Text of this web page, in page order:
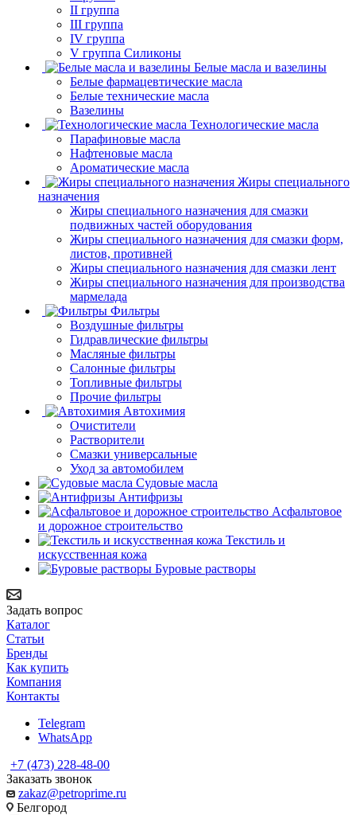
II группа
III группа
IV группа
V группа Силиконы
Белые масла и вазелины
Белые фармацевтические масла
Белые технические масла
Вазелины
Технологические масла
Парафиновые масла
Нафтеновые масла
Ароматические масла
Жиры специального
назначения
Жиры специального назначения для смазки
подвижных частей оборудования
Жиры специального назначения для смазки форм,
листов, противней
Жиры специального назначения для смазки лент
Жиры специального назначения для производства
мармелада
Фильтры
Воздушные фильтры
Гидравлические фильтры
Масляные фильтры
Салонные фильтры
Топливные фильтры
Прочие фильтры
Автохимия
Очистители
Растворители
Смазки универсальные
Уход за автомобилем
Судовые масла
Антифризы
Асфальтовое
и дорожное строительство
Текстиль и
искусственная кожа
Буровые растворы
Задать вопрос
Каталог
Статьи
Бренды
Как купить
Компания
Контакты
Telegram
WhatsApp
+7 (473) 228-48-00
Заказать звонок
zakaz@petroprime.ru
Белгород